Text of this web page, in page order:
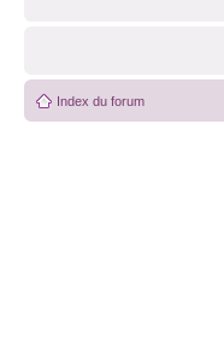
Index du forum